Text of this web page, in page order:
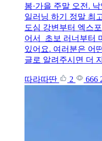
봄·가을 주말 오전.
일러닝 하기 정말 최
도심 강변부터 엑스
어서 초보 러너부터
있어요. 여러분은 어
글로 알려주시면 더
따라따딴 2 666